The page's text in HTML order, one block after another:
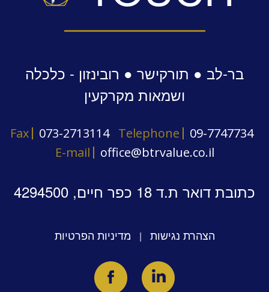
בר-לב ● תורקישר ● רובינזון - כלכלה
ושמאות מקרקעין
Fax 073-2713114 Telephone
09-7747734
E-mail
office@btrvalue.co.il
כתובת דואר ת.ד 18 כפר חיים, 4294500
הצהרת נגישות | מדיניות הפרטיות